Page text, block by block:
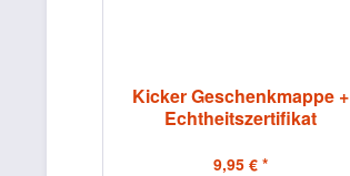
Kicker Geschenkmappe +
Echtheitszertifikat
9,95 € *